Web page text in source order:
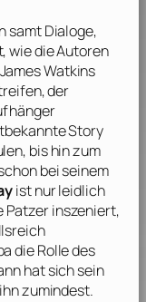
samt Dialoge,
wie die Autoren
James Watkins
der
Story
bis hin zum
bei seinem
ist nur leidlich
Patzer inszeniert,
die Rolle des
hat sich sein
zumindest.